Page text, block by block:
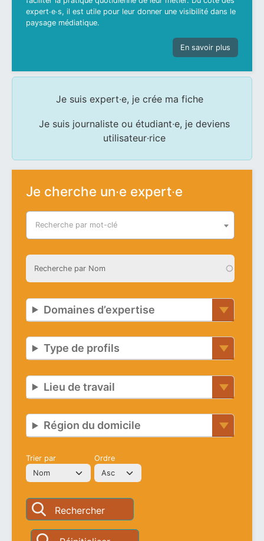
expert∙e∙s, il est utile pour leur donner une visibilité dans le
paysage médiatique.
En savoir plus
Je suis expert∙e, je crée ma fiche
Je suis journaliste ou étudiant∙e, je deviens
utilisateur∙rice
Je cherche un∙e expert∙e
Recherche par mot-clé
Domaines d’expertise
Type de profils
Lieu de travail
Région du domicile
Trier par Ordre